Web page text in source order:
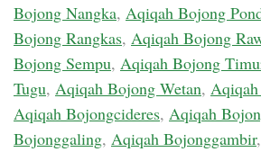
Bojong Nangka, Aqiqah Bojong
Bojong Rangkas, Aqiqah Bojong
Bojong Sempu, Aqiqah Bojong
Tugu, Aqiqah Bojong Wetan,
Aqiqah Bojongcideres, Aqiqah
Bojonggaling, Aqiqah Bojonggambir,